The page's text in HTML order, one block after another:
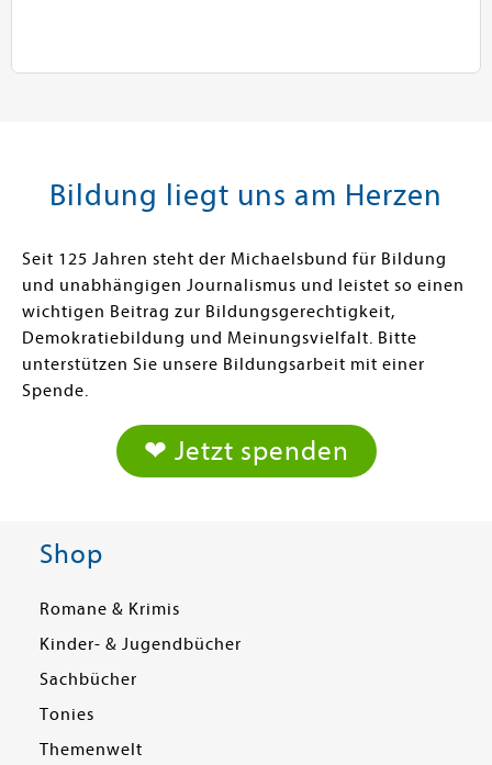
Bildung liegt uns am Herzen
Seit 125 Jahren steht der Michaelsbund für Bildung
und unabhängigen Journalismus und leistet so einen
wichtigen Beitrag zur Bildungsgerechtigkeit,
Demokratiebildung und Meinungsvielfalt. Bitte
unterstützen Sie unsere Bildungsarbeit mit einer
Spende.
❤ Jetzt spenden
Shop
Romane & Krimis
Kinder- & Jugendbücher
Sachbücher
Tonies
Themenwelt